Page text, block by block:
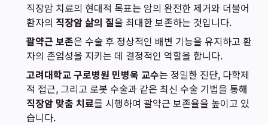
직장암 치료의 현대적 목표는 암의 완전한 제거와 더불어
환자의 직장암 삶의 질을 최대한 보존하는 것입니다.
괄약근 보존은 수술 후 정상적인 배변 기능을 유지하고 환
자의 존엄성을 지키는 데 결정적인 역할을 합니다.
고려대학교 구로병원 민병욱 교수는 정밀한 진단, 다학제
적 접근, 그리고 로봇 수술과 같은 최신 수술 기법을 통해
직장암 맞춤 치료를 시행하여 괄약근 보존율을 높이고 있
습니다.